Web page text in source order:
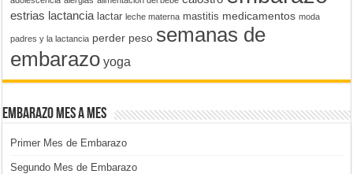
estrias lactancia lactar leche materna mastitis medicamentos moda
padres y la lactancia perder peso semanas de
embarazo yoga
Embarazo Mes a Mes
Primer Mes de Embarazo
Segundo Mes de Embarazo